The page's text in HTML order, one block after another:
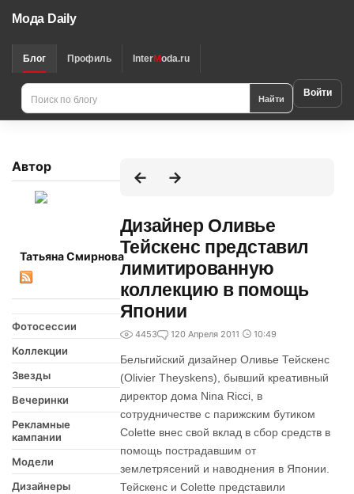
Мода Daily
Блог Профиль InterModa.ru
Найти Войти
Автор
Татьяна Смирнова
Фотосессии
Коллекции
Звезды
Вечеринки
Рекламные
кампании
Модели
Дизайнеры
Дизайнер Оливье
Тейскенс представил
лимитированную
коллекцию в помощь
Японии
4453 120 Апреля 2011 10:49
Бельгийский дизайнер Оливье Тейскенс
(Olivier Theyskens), бывший креативный
директор дома Nina Ricci, в
сотрудничестве с парижским бутиком
Colette внес свой вклад в сбор средств в
помощь пострадавшим от
землетрясений и наводнения в Японии.
Тейскенс и Colette представили